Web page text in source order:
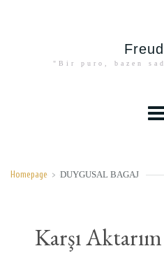
"Bir puro, bazen
Homepage > DUYGUSAL BAGAJ
Karşı Aktarım